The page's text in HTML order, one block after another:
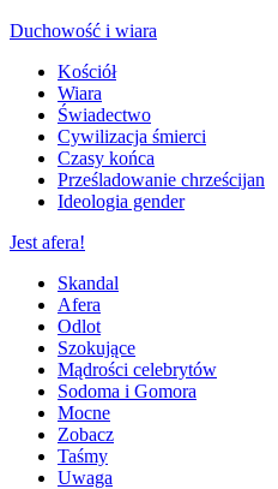
Duchowość i wiara
Kościół
Wiara
Świadectwo
Cywilizacja śmierci
Czasy końca
Prześladowanie chrześcijan
Ideologia gender
Jest afera!
Skandal
Afera
Odlot
Szokujące
Mądrości celebrytów
Sodoma i Gomora
Mocne
Zobacz
Taśmy
Uwaga